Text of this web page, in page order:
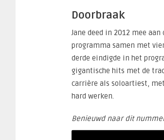
Doorbraak
Jane deed in 2012 mee
programma samen met
derde eindigde in het
gigantische hits met de
carrière als soloartiest,
hard werken.
Benieuwd naar dit